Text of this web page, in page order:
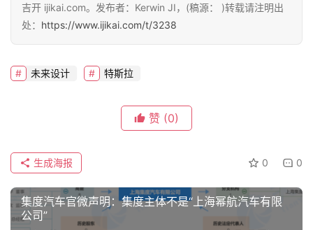
吉开 ijikai.com。发布者：Kerwin JI，(稿源： )转载请注明出
处： https://www.ijikai.com/t/3238
未来设计 特斯拉
赞 (0)
0 0
生成海报
集度汽车官微声明：集度主体不是“上海幂航汽车有限
公司”